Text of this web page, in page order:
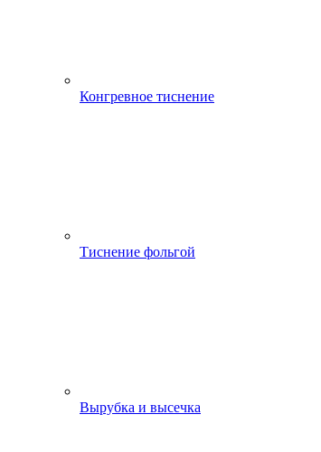
Конгревное тиснение
Тиснение фольгой
Вырубка и высечка